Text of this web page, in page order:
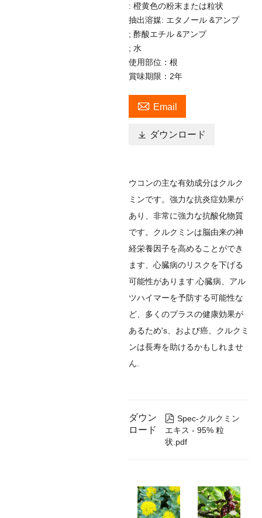
: 橙黄色の粉末または粒状
抽出溶媒: エタノール &アンプ
; 酢酸エチル &アンプ
; 水
使用部位：根
賞味期限：2年
 Email
 ダウンロード
ウコンの主な有効成分はクルク
ミンです。強力な抗炎症効果が
あり、非常に強力な抗酸化物質
です。クルクミンは脳由来の神
経栄養因子を高めることができ
ます
心臓病のリスクを下げる
可能性があります 心臓病、アル
ツハイマーを予防する可能性な
ど、多くのプラスの健康効果が
あるため's、および癌、クルクミ
ンは長寿を助けるかもしれませ
ん.
ダウン
ロード
 Spec-クルクミン
エキス - 95% 粒
状.pdf